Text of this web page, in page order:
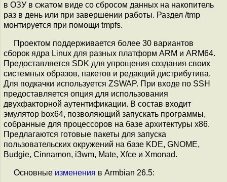
в ОЗУ в сжатом виде со сбросом данных на накопитель
раз в день или при завершении работы. Раздел /tmp
монтируется при помощи tmpfs.
Проектом поддерживается более 30 вариантов
сборок ядра Linux для разных платформ ARM и ARM64.
Предоставляется SDK для упрощения создания своих
системных образов, пакетов и редакций дистрибутива.
Для подкачки используется ZSWAP. При входе по SSH
предоставляется опция для использования
двухфакторной аутентификации. В состав входит
эмулятор box64, позволяющий запускать программы,
собранные для процессоров на базе архитектуры x86.
Предлагаются готовые пакеты для запуска
пользовательских окружений на базе KDE, GNOME,
Budgie, Cinnamon, i3wm, Mate, Xfce и Xmonad.
Основные изменения в Armbian 26.5: